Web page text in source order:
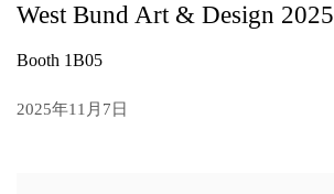
West Bund Art & Design 2025
Booth 1B05
2025年11月7日